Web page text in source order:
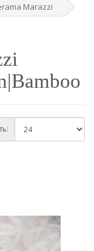
Marazzi